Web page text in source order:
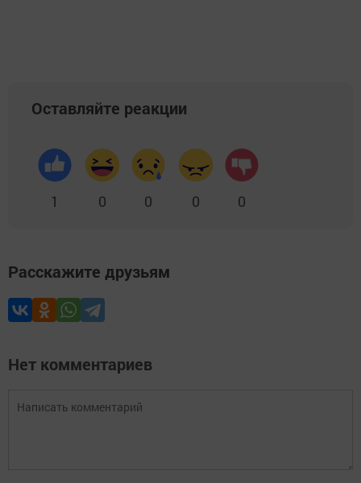
Оставляйте реакции
1 0 0 0 0
Расскажите друзьям
Нет комментариев